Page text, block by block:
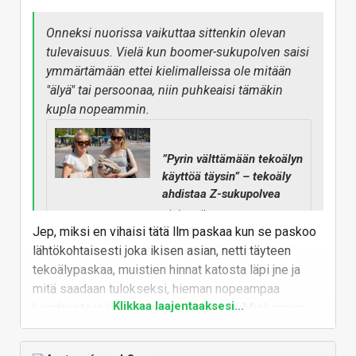
näköpiirissä jossa tietokonemuisti voitaisiin
korvata jollain tai että tietotekniikan jonkin osa-
alueen kysyntä tai tarjonta romahtaisi niin että
se veisi muistikysynnän mennessään. Ainakin
vaikea kuvitella.
Mielestäni vain jokin suuri maailmanlaajuinen
haaste romauttaisi koko markkinan eli kysynnän
ja sitä kautta hinnan. Musta joutsen.
Onneksi nuorissa vaikuttaa sittenkin olevan
tulevaisuus. Vielä kun boomer-sukupolven saisi
ymmärtämään ettei kielimalleissa ole mitään
"älyä" tai persoonaa, niin puhkeaisi tämäkin
kupla nopeammin.
”Pyrin välttämään tekoälyn
käyttöä täysin” – tekoäly
ahdistaa Z-sukupolvea
Yhdysvalloissa
vastavalmistuneet buuasivat
Google-pomon tekoälypuheille,
ja Suomessakin näkyy nuorten
penseys tekoälyä kohtaan.
yle.fi
Jep, miksi en vihaisi tätä llm paskaa kun se paskoo
lähtökohtaisesti joka ikisen asian, netti täyteen
tekoälypaskaa, muistien hinnat katosta läpi jne ja
mitä saadaan tulokseksi, hieman nopeampaa
koodausta ja kissakuvien generointia. Mielummin
näen muistit jonnejen pelikoneissa kuin
bigtechrunkkarien servereissä. Aluksi pidin jopa tätä
Klikkaa laajentaaksesi...